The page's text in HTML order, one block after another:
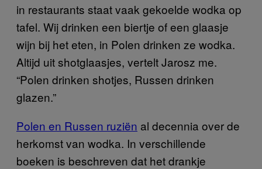
in restaurants staat vaak gekoelde wodka op
tafel. Wij drinken een biertje of een glaasje
wijn bij het eten, in Polen drinken ze wodka.
Altijd uit shotglaasjes, vertelt Jarosz me.
“Polen drinken shotjes, Russen drinken
glazen.”
Polen en Russen ruziën al decennia over de
herkomst van wodka. In verschillende
boeken is beschreven dat het drankje